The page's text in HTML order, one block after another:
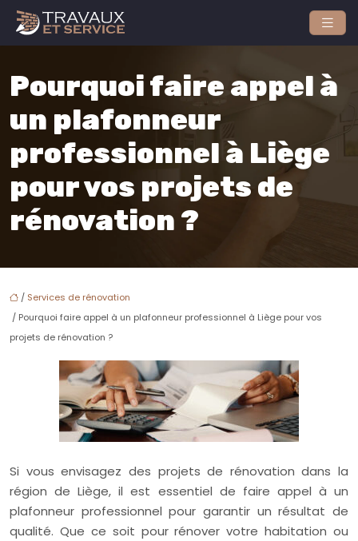
Pourquoi faire appel à
un plafonneur
professionnel à Liège
pour vos projets de
rénovation ?
/ Services de rénovation
/ Pourquoi faire appel à un plafonneur professionnel à Liège pour vos
projets de rénovation ?
Si vous envisagez des projets de rénovation dans la
région de Liège, il est essentiel de faire appel à un
plafonneur professionnel pour garantir un résultat de
qualité. Que ce soit pour rénover votre habitation ou